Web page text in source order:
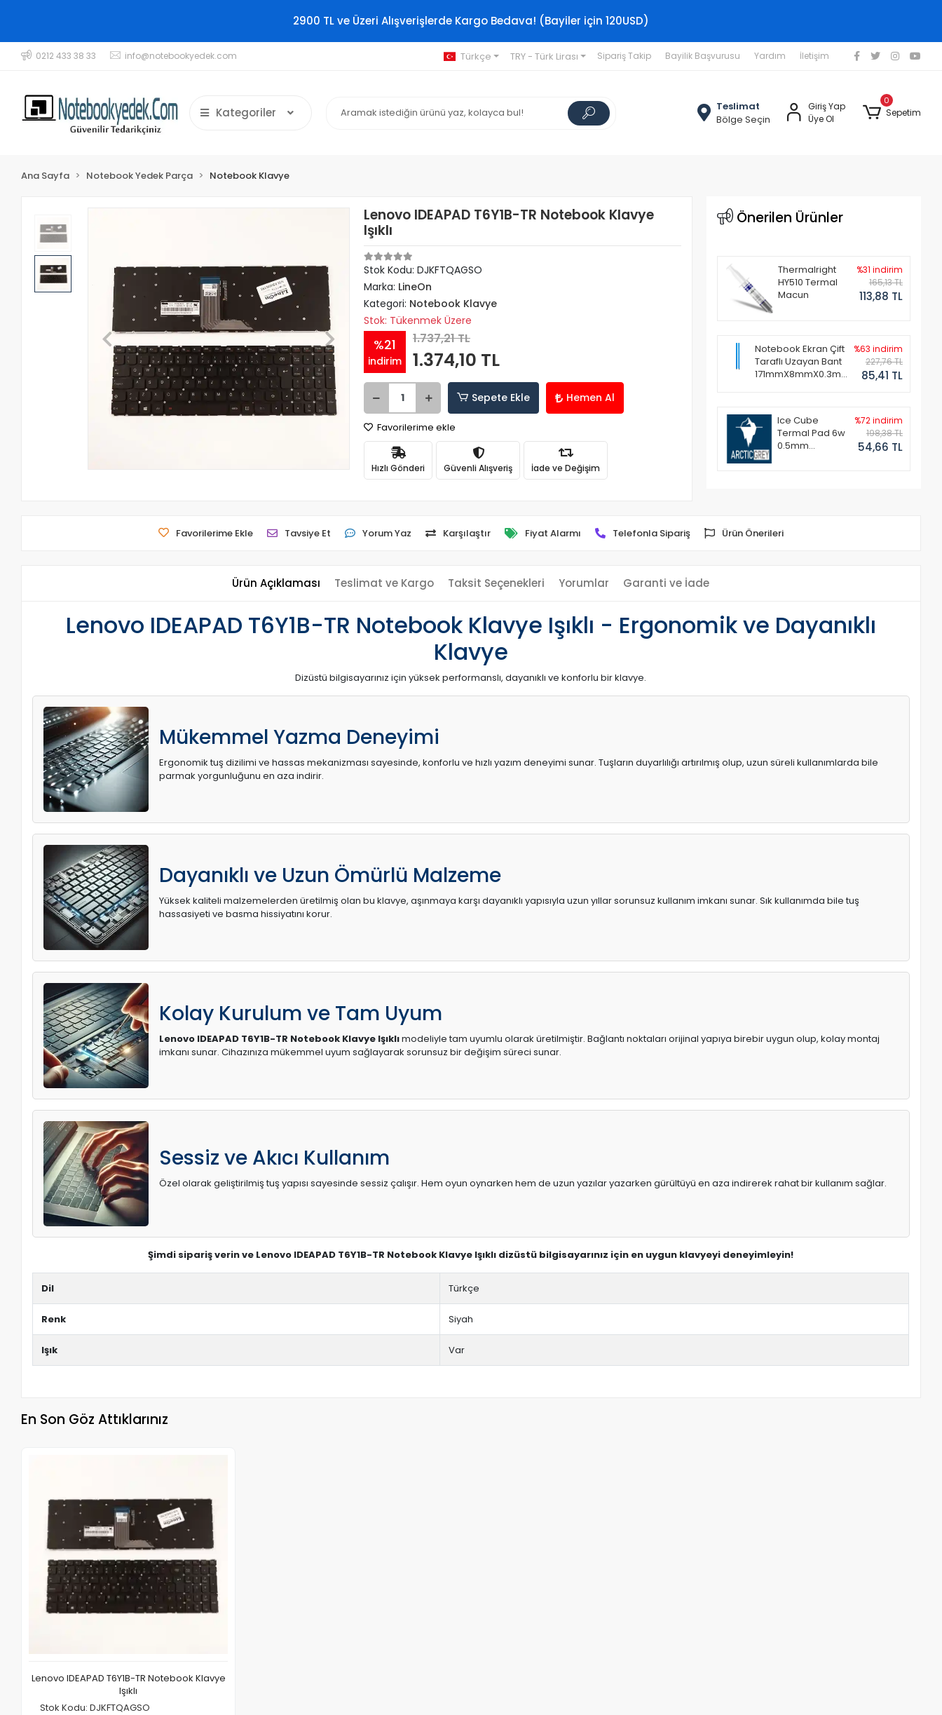
2900 TL ve Üzeri Alışverişlerde Kargo Bedava! (Bayiler için 120USD)
0212 433 38 33 info@notebookyedek.com Türkçe TRY - Türk Lirası Sipariş Takip Bayilik Başvurusu Yardım İletişim
Kategoriler
Teslimat
Bölge Seçin
Giriş Yap
Üye Ol
0
Sepetim
Ana Sayfa Notebook Yedek Parça Notebook Klavye
Lenovo IDEAPAD T6Y1B-TR Notebook Klavye
Işıklı
Stok Kodu: DJKFTQAGSO
Marka: LineOn
Kategori: Notebook Klavye
Stok: Tükenmek Üzere
%21
indirim
1.737,21 TL
1.374,10 TL
Sepete Ekle Hemen Al
Favorilerime ekle
Hızlı Gönderi Güvenli Alışveriş İade ve Değişim
Önerilen Ürünler
Thermalright
HY510 Termal
Macun
%31 indirim
165,13 TL
113,88 TL
Notebook Ekran Çift
Taraflı Uzayan Bant
171mmX8mmX0.3mm
%63 indirim
227,76 TL
85,41 TL
Ice Cube
Termal Pad 6w
0.5mm
%72 indirim
198,38 TL
54,66 TL
Favorilerime Ekle Tavsiye Et Yorum Yaz Karşılaştır Fiyat Alarmı Telefonla Sipariş Ürün Önerileri
Ürün Açıklaması Teslimat ve Kargo Taksit Seçenekleri Yorumlar Garanti ve İade
Lenovo IDEAPAD T6Y1B-TR Notebook Klavye Işıklı - Ergonomik ve Dayanıklı
Klavye
Dizüstü bilgisayarınız için yüksek performanslı, dayanıklı ve konforlu bir klavye.
Mükemmel Yazma Deneyimi
Ergonomik tuş dizilimi ve hassas mekanizması sayesinde, konforlu ve hızlı yazım deneyimi sunar. Tuşların duyarlılığı artırılmış olup, uzun süreli kullanımlarda bile
parmak yorgunluğunu en aza indirir.
Dayanıklı ve Uzun Ömürlü Malzeme
Yüksek kaliteli malzemelerden üretilmiş olan bu klavye, aşınmaya karşı dayanıklı yapısıyla uzun yıllar sorunsuz kullanım imkanı sunar. Sık kullanımda bile tuş
hassasiyeti ve basma hissiyatını korur.
Kolay Kurulum ve Tam Uyum
Lenovo IDEAPAD T6Y1B-TR Notebook Klavye Işıklımodeliyle tam uyumlu olarak üretilmiştir. Bağlantı noktaları orijinal yapıya birebir uygun olup, kolay montaj
imkanı sunar. Cihazınıza mükemmel uyum sağlayarak sorunsuz bir değişim süreci sunar.
Sessiz ve Akıcı Kullanım
Özel olarak geliştirilmiş tuş yapısı sayesinde sessiz çalışır. Hem oyun oynarken hem de uzun yazılar yazarken gürültüyü en aza indirerek rahat bir kullanım sağlar.
Şimdi sipariş verin ve Lenovo IDEAPAD T6Y1B-TR Notebook Klavye Işıklı dizüstü bilgisayarınız için en uygun klavyeyi deneyimleyin!
Dil Türkçe
Renk Siyah
Işık Var
En Son Göz Attıklarınız
Lenovo IDEAPAD T6Y1B-TR Notebook Klavye
Işıklı
Stok Kodu: DJKFTQAGSO